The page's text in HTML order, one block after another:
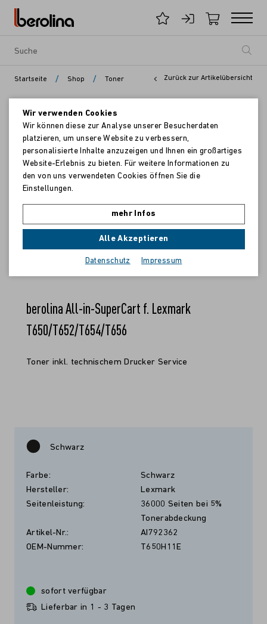
Startseite / Shop / Toner Zurück zur Artikelübersicht
berolina All-in-SuperCart f. Lexmark
T650/T652/T654/T656
Toner inkl. technischem Drucker Service
Schwarz
Farbe:
Schwarz
Hersteller:
Lexmark
Seitenleistung:
36000 Seiten bei 5%
Tonerabdeckung
Artikel-Nr.:
AI792362
OEM-Nummer:
T650H11E
sofort verfügbar
Lieferbar in 1 - 3 Tagen
Wir verwenden Cookies
Wir können diese zur Analyse unserer Besucherdaten
platzieren, um unsere Website zu verbessern,
personalisierte Inhalte anzuzeigen und Ihnen ein großartiges
Website-Erlebnis zu bieten. Für weitere Informationen zu
den von uns verwendeten Cookies öffnen Sie die
Einstellungen.
mehr Infos
Alle Akzeptieren
Datenschutz Impressum